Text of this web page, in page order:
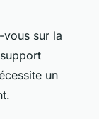
vous sur la
un